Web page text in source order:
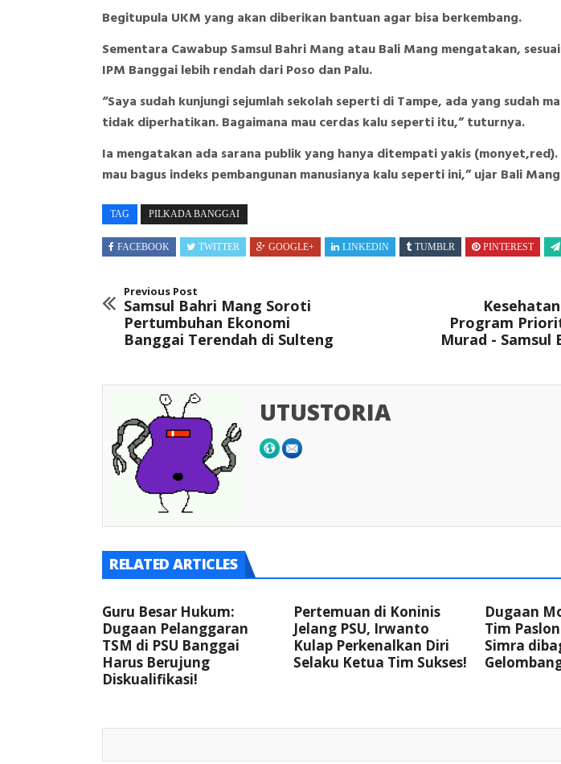
Begitupula UKM yang akan diberikan bantuan agar bisa berkembang.
Sementara Cawabup Samsul Bahri Mang atau Bali Mang mengatakan,
IPM Banggai lebih rendah dari Poso dan Palu.
“Saya sudah kunjungi sejumlah sekolah seperti di Tampe, ada yang sudah
tidak diperhatikan. Bagaimana mau cerdas kalu seperti itu,” tuturnya.
Ia mengatakan ada sarana publik yang hanya ditempati yakis (monyet,red).
mau bagus indeks pembangunan manusianya kalu seperti ini,” ujar Bali
TAG PILKADA BANGGAI
FACEBOOK TWITTER GOOGLE+ LINKEDIN TUMBLR PINTEREST
Previous Post
Samsul Bahri Mang Soroti
Pertumbuhan Ekonomi
Banggai Terendah di Sulteng
Program
Murad - Samsul
UTUSTORIA
RELATED ARTICLES
Guru Besar Hukum:
Dugaan Pelanggaran
TSM di PSU Banggai
Harus Berujung
Diskualifikasi!
Pertemuan di Koninis
Jelang PSU, Irwanto
Kulap Perkenalkan Diri
Selaku Ketua Tim Sukses!
Dugaan
Tim
Simra